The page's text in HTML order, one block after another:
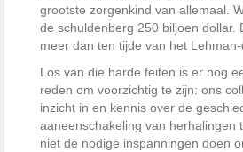
grootste zorgenkind van allemaal.
de schuldenberg 250 biljoen dollar.
meer dan ten tijde van het Lehman-
Los van die harde feiten is er nog
reden om voorzichtig te zijn: ons
inzicht in en kennis over de
aaneenschakeling van herhalingen
niet de nodige inspanningen doen